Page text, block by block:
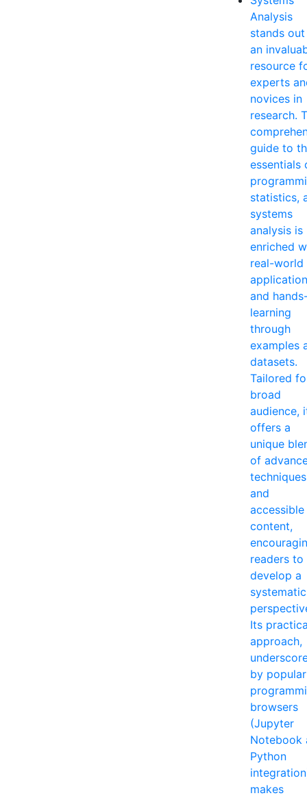
Analysis
stands out
an
resource
experts
novices in
research.
guide to
essentials
statistics,
systems
analysis is
enriched
real-world
and
learning
through
examples
datasets.
Tailored
broad
audience,
offers a
unique
of
techniques
and
accessible
content,
readers to
develop a
systematic
Its
approach,
by popular
browsers
(Jupyter
Notebook
Python
makes